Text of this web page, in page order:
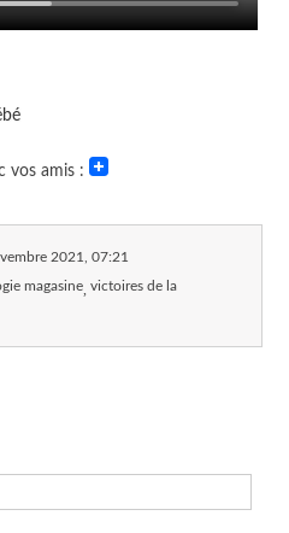
vos amis :
2021 , 07:21
magasine victoires de la